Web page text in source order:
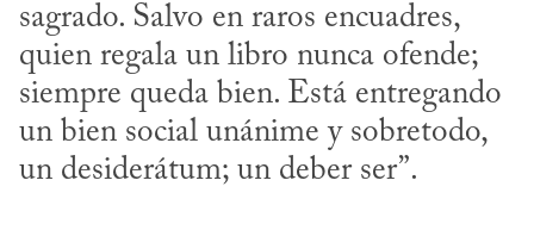
sagrado. Salvo en raros encuadres,
quien regala un libro nunca ofende;
siempre queda bien. Está entregando
un bien social unánime y sobretodo,
un desiderátum; un deber ser”.